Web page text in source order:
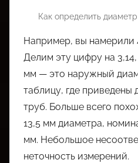
Как определить
Например, вы намерили
Делим эту цифру на
мм — это наружный
таблицу, где приведены
труб. Больше всего
13,5 мм диаметра,
мм. Небольшое
неточность измерений.